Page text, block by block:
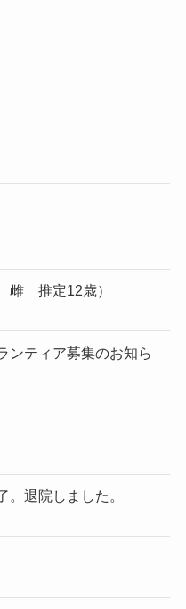
雌 推定12歳）
ンティア募集のお知ら
退院しました。